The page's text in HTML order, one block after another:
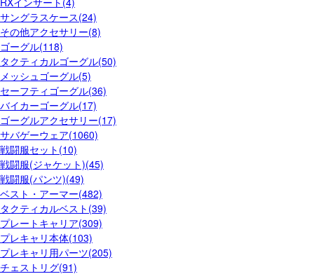
サングラスケース(24)
その他アクセサリー(8)
ゴーグル(118)
タクティカルゴーグル(50)
メッシュゴーグル(5)
セーフティゴーグル(36)
バイカーゴーグル(17)
ゴーグルアクセサリー(17)
サバゲーウェア(1060)
戦闘服セット(10)
戦闘服(ジャケット)(45)
戦闘服(パンツ)(49)
ベスト・アーマー(482)
タクティカルベスト(39)
プレートキャリア(309)
プレキャリ本体(103)
プレキャリ用パーツ(205)
チェストリグ(91)